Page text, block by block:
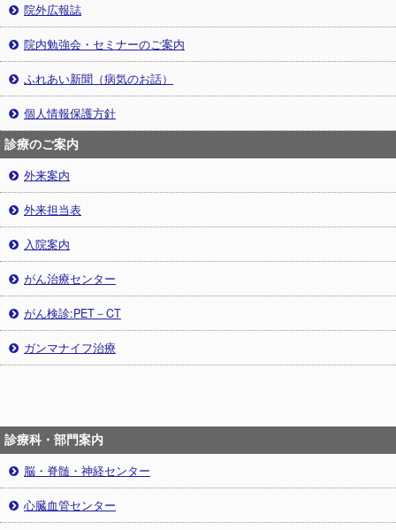
院外広報誌
院内勉強会・セミナーのご案内
ふれあい新聞（病気のお話）
個人情報保護方針
診療のご案内
外来案内
外来担当表
入院案内
がん治療センター
がん検診:PET－CT
ガンマナイフ治療
診療科・部門案内
脳・脊髄・神経センター
心臓血管センター